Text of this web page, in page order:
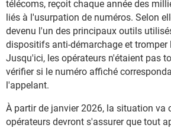
télécoms, reçoit chaque année des
liés à l'usurpation de numéros. Selon
devenu l'un des principaux outils
dispositifs anti-démarchage et tromper
Jusqu'ici, les opérateurs n'étaient pas
vérifier si le numéro affiché
l'appelant.
À partir de janvier 2026, la situation va
opérateurs devront s'assurer que tout